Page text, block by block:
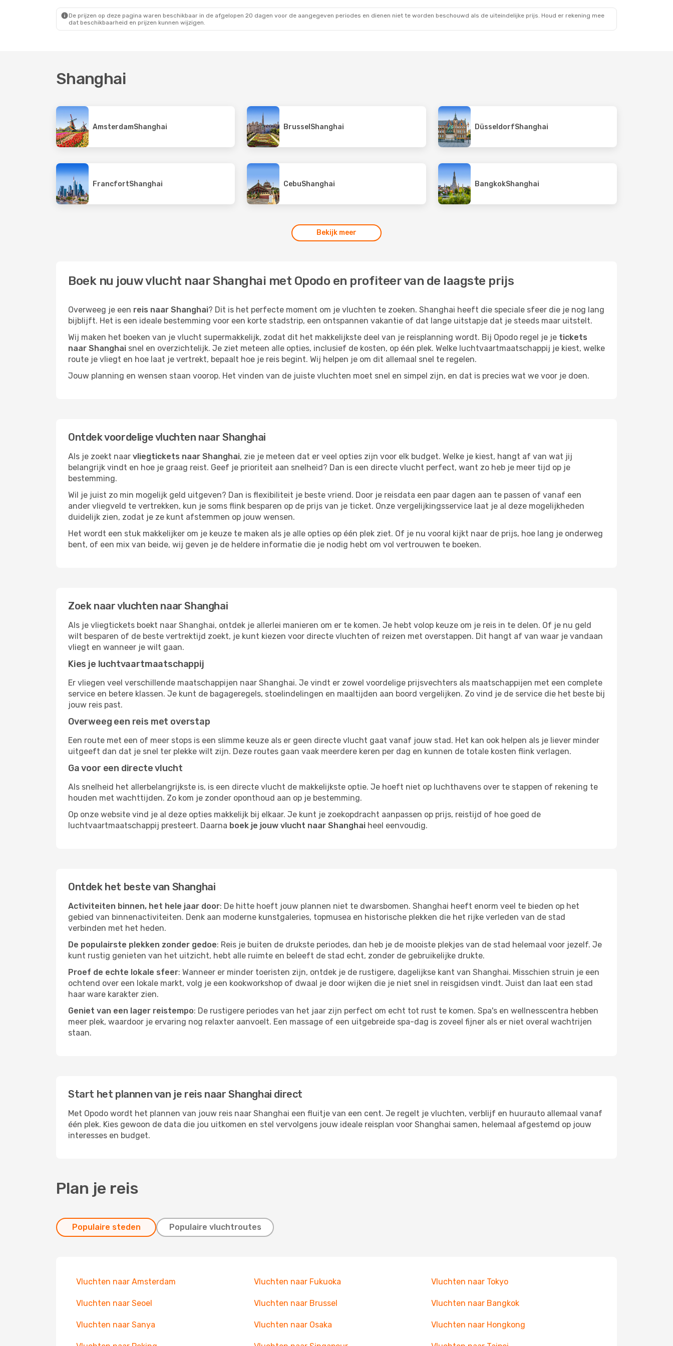
- Hongkong
Shanghai - Kanton
Shanghai - Bangkok
De prijzen op deze pagina waren beschikbaar in de afgelopen 20 dagen voor de aangegeven periodes en dienen niet te worden beschouwd als de uiteindelijke prijs. Houd er rekening mee
dat beschikbaarheid en prijzen kunnen wijzigen.
Shanghai
AmsterdamShanghai Brussel Shanghai DüsseldorfShanghai
FrancfortShanghai CebuShanghai BangkokShanghai
Bekijk meer
Boek nu jouw vlucht naar Shanghai met Opodo en profiteer van de laagste prijs
Overweeg je een reis naar Shanghai? Dit is het perfecte moment om je vluchten te zoeken. Shanghai heeft die speciale sfeer die je nog lang
bijblijft. Het is een ideale bestemming voor een korte stadstrip, een ontspannen vakantie of dat lange uitstapje dat je steeds maar uitstelt.
Wij maken het boeken van je vlucht supermakkelijk, zodat dit het makkelijkste deel van je reisplanning wordt. Bij Opodo regel je je tickets
naar Shanghai snel en overzichtelijk. Je ziet meteen alle opties, inclusief de kosten, op één plek. Welke luchtvaartmaatschappij je kiest, welke
route je vliegt en hoe laat je vertrekt, bepaalt hoe je reis begint. Wij helpen je om dit allemaal snel te regelen.
Jouw planning en wensen staan voorop. Het vinden van de juiste vluchten moet snel en simpel zijn, en dat is precies wat we voor je doen.
Ontdek voordelige vluchten naar Shanghai
Als je zoekt naar vliegtickets naar Shanghai, zie je meteen dat er veel opties zijn voor elk budget. Welke je kiest, hangt af van wat jij
belangrijk vindt en hoe je graag reist. Geef je prioriteit aan snelheid? Dan is een directe vlucht perfect, want zo heb je meer tijd op je
bestemming.
Wil je juist zo min mogelijk geld uitgeven? Dan is flexibiliteit je beste vriend. Door je reisdata een paar dagen aan te passen of vanaf een
ander vliegveld te vertrekken, kun je soms flink besparen op de prijs van je ticket. Onze vergelijkingsservice laat je al deze mogelijkheden
duidelijk zien, zodat je ze kunt afstemmen op jouw wensen.
Het wordt een stuk makkelijker om je keuze te maken als je alle opties op één plek ziet. Of je nu vooral kijkt naar de prijs, hoe lang je onderweg
bent, of een mix van beide, wij geven je de heldere informatie die je nodig hebt om vol vertrouwen te boeken.
Zoek naar vluchten naar Shanghai
Als je vliegtickets boekt naar Shanghai, ontdek je allerlei manieren om er te komen. Je hebt volop keuze om je reis in te delen. Of je nu geld
wilt besparen of de beste vertrektijd zoekt, je kunt kiezen voor directe vluchten of reizen met overstappen. Dit hangt af van waar je vandaan
vliegt en wanneer je wilt gaan.
Kies je luchtvaartmaatschappij
Er vliegen veel verschillende maatschappijen naar Shanghai. Je vindt er zowel voordelige prijsvechters als maatschappijen met een complete
service en betere klassen. Je kunt de bagageregels, stoelindelingen en maaltijden aan boord vergelijken. Zo vind je de service die het beste bij
jouw reis past.
Overweeg een reis met overstap
Een route met een of meer stops is een slimme keuze als er geen directe vlucht gaat vanaf jouw stad. Het kan ook helpen als je liever minder
uitgeeft dan dat je snel ter plekke wilt zijn. Deze routes gaan vaak meerdere keren per dag en kunnen de totale kosten flink verlagen.
Ga voor een directe vlucht
Als snelheid het allerbelangrijkste is, is een directe vlucht de makkelijkste optie. Je hoeft niet op luchthavens over te stappen of rekening te
houden met wachttijden. Zo kom je zonder oponthoud aan op je bestemming.
Op onze website vind je al deze opties makkelijk bij elkaar. Je kunt je zoekopdracht aanpassen op prijs, reistijd of hoe goed de
luchtvaartmaatschappij presteert. Daarna boek je jouw vlucht naar Shanghai heel eenvoudig.
Ontdek het beste van Shanghai
Activiteiten binnen, het hele jaar door: De hitte hoeft jouw plannen niet te dwarsbomen. Shanghai heeft enorm veel te bieden op het
gebied van binnenactiviteiten. Denk aan moderne kunstgaleries, topmusea en historische plekken die het rijke verleden van de stad
verbinden met het heden.
De populairste plekken zonder gedoe: Reis je buiten de drukste periodes, dan heb je de mooiste plekjes van de stad helemaal voor jezelf. Je
kunt rustig genieten van het uitzicht, hebt alle ruimte en beleeft de stad echt, zonder de gebruikelijke drukte.
Proef de echte lokale sfeer: Wanneer er minder toeristen zijn, ontdek je de rustigere, dagelijkse kant van Shanghai. Misschien struin je een
ochtend over een lokale markt, volg je een kookworkshop of dwaal je door wijken die je niet snel in reisgidsen vindt. Juist dan laat een stad
haar ware karakter zien.
Geniet van een lager reistempo: De rustigere periodes van het jaar zijn perfect om echt tot rust te komen. Spa's en wellnesscentra hebben
meer plek, waardoor je ervaring nog relaxter aanvoelt. Een massage of een uitgebreide spa-dag is zoveel fijner als er niet overal wachtrijen
staan.
Start het plannen van je reis naar Shanghai direct
Met Opodo wordt het plannen van jouw reis naar Shanghai een fluitje van een cent. Je regelt je vluchten, verblijf en huurauto allemaal vanaf
één plek. Kies gewoon de data die jou uitkomen en stel vervolgens jouw ideale reisplan voor Shanghai samen, helemaal afgestemd op jouw
interesses en budget.
Plan je reis
Populaire steden Populaire vluchtroutes
Vluchten naar Amsterdam Vluchten naar Fukuoka Vluchten naar Tokyo
Vluchten naar Seoel Vluchten naar Brussel Vluchten naar Bangkok
Vluchten naar Sanya Vluchten naar Osaka Vluchten naar Hongkong